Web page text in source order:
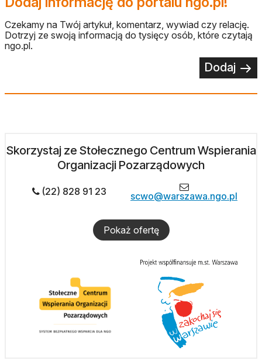
Czekamy na Twój artykuł, komentarz, wywiad czy relację.
Dotrzyj ze swoją informacją do tysięcy osób, które czytają
ngo.pl.
Dodaj
Skorzystaj ze Stołecznego Centrum Wspierania
Organizacji Pozarządowych
(22) 828 91 23 scwo@warszawa.ngo.pl
Pokaż ofertę